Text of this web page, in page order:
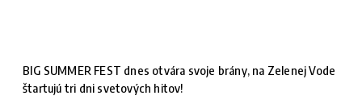
BIG SUMMER FEST dnes otvára svoje brány, na Zelenej Vode
štartujú tri dni svetových hitov!